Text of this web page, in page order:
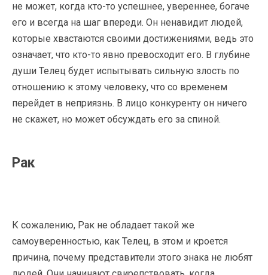
не может, когда кто-то успешнее, увереннее, богаче
его и всегда на шаг впереди. Он ненавидит людей,
которые хвастаются своими достижениями, ведь это
означает, что кто-то явно превосходит его. В глубине
души Телец будет испытывать сильную злость по
отношению к этому человеку, что со временем
перейдет в неприязнь. В лицо конкуренту он ничего
не скажет, но может обсуждать его за спиной.
Рак
К сожалению, Рак не обладает такой же
самоуверенностью, как Телец, в этом и кроется
причина, почему представители этого знака не любят